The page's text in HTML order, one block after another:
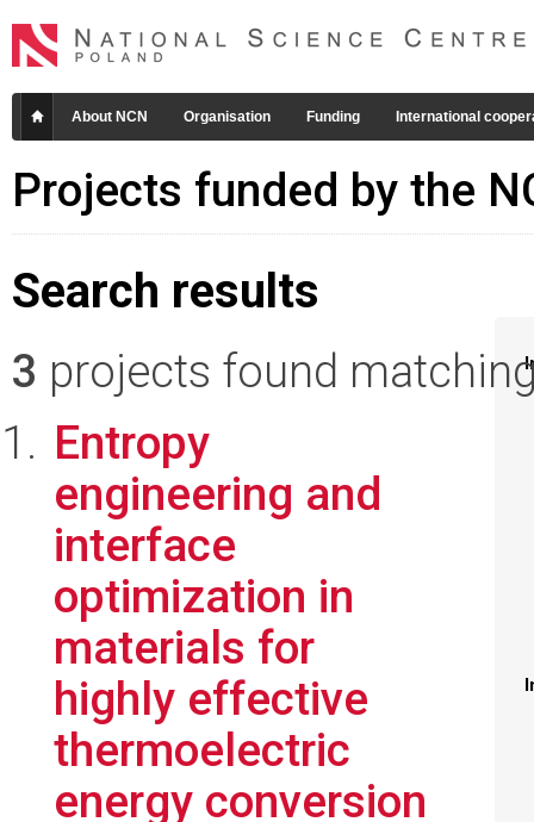
About NCN Organisation Funding International
Projects funded by the
Search results
3 projects found
Entropy
engineering and
interface
optimization in
materials for
highly effective
thermoelectric
energy conversion